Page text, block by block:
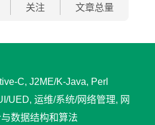
关注 文章总量
C, J2ME/K-Java, Perl
UED, 运维/系统/网络管理, 网
数据结构和算法